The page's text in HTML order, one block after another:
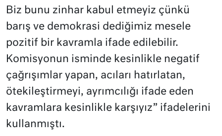
Biz bunu zinhar kabul etmeyiz çünkü
barış ve demokrasi dediğimiz mesele
pozitif bir kavramla ifade edilebilir.
Komisyonun isminde kesinlikle negatif
çağrışımlar yapan, acıları hatırlatan,
ötekileştirmeyi, ayrımcılığı ifade eden
kavramlara kesinlikle karşıyız” ifadelerini
kullanmıştı.